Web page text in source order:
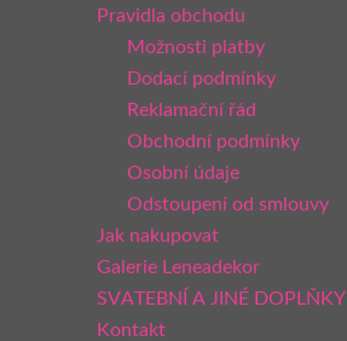
Pravidla obchodu
Možnosti platby
Dodací podmínky
Reklamační řád
Obchodní podmínky
Osobní údaje
Odstoupení od smlouvy
Jak nakupovat
Galerie Leneadekor
SVATEBNÍ A JINÉ DOPLŇKY
Kontakt